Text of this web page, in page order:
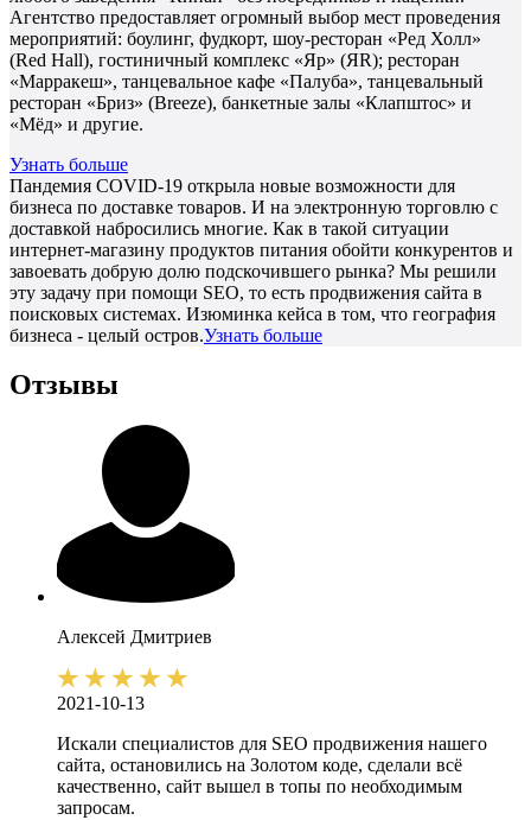
Агентство предоставляет огромный выбор мест проведения
мероприятий: боулинг, фудкорт, шоу-ресторан «Ред Холл»
(Red Hall), гостиничный комплекс «Яр» (ЯR); ресторан
«Марракеш», танцевальное кафе «Палуба», танцевальный
ресторан «Бриз» (Breeze), банкетные залы «Клапштос» и
«Мёд» и другие.
Узнать больше
Пандемия COVID-19 открыла новые возможности для
бизнеса по доставке товаров. И на электронную торговлю с
доставкой набросились многие. Как в такой ситуации
интернет-магазину продуктов питания обойти конкурентов и
завоевать добрую долю подскочившего рынка? Мы решили
эту задачу при помощи SEO, то есть продвижения сайта в
поисковых системах. Изюминка кейса в том, что география
бизнеса - целый остров.Узнать больше
Отзывы
Алексей Дмитриев
2021-10-13
Искали специалистов для SEO продвижения нашего
сайта, остановились на Золотом коде, сделали всё
качественно, сайт вышел в топы по необходимым
запросам.